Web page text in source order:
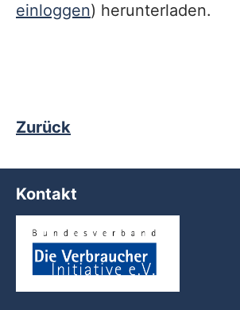
einloggen) herunterladen.
Zurück
Kontakt